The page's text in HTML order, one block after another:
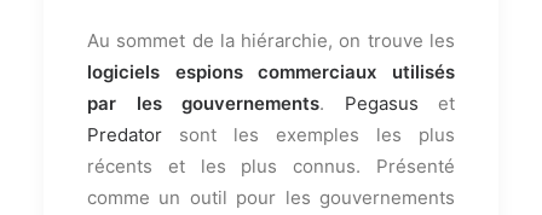
Au sommet de la hiérarchie, on trouve les
logiciels espions commerciaux utilisés
par les gouvernements. Pegasus et
Predator sont les exemples les plus
récents et les plus connus. Présenté
comme un outil pour les gouvernements